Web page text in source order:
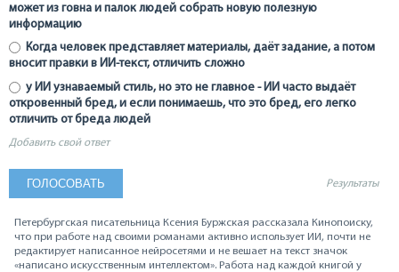
может из говна и палок людей собрать новую полезную
информацию
Когда человек представляет материалы, даёт задание, а потом
вносит правки в ИИ-текст, отличить сложно
у ИИ узнаваемый стиль, но это не главное - ИИ часто выдаёт
откровенный бред, и если понимаешь, что это бред, его легко
отличить от бреда людей
Добавить свой ответ
Результаты
Петербургская писательница Ксения Буржская рассказала Кинопоиску,
что при работе над своими романами активно использует ИИ, почти не
редактирует написанное нейросетями и не вешает на текст значок
«написано искусственным интеллектом». Работа над каждой книгой у